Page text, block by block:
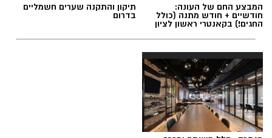
המבצע החם של העונה:
חודשיים + חודש מתנה (כולל
החגים!) בקאנטרי ראשון לציון
תיקון והתקנה שערים חשמליים
בדרום